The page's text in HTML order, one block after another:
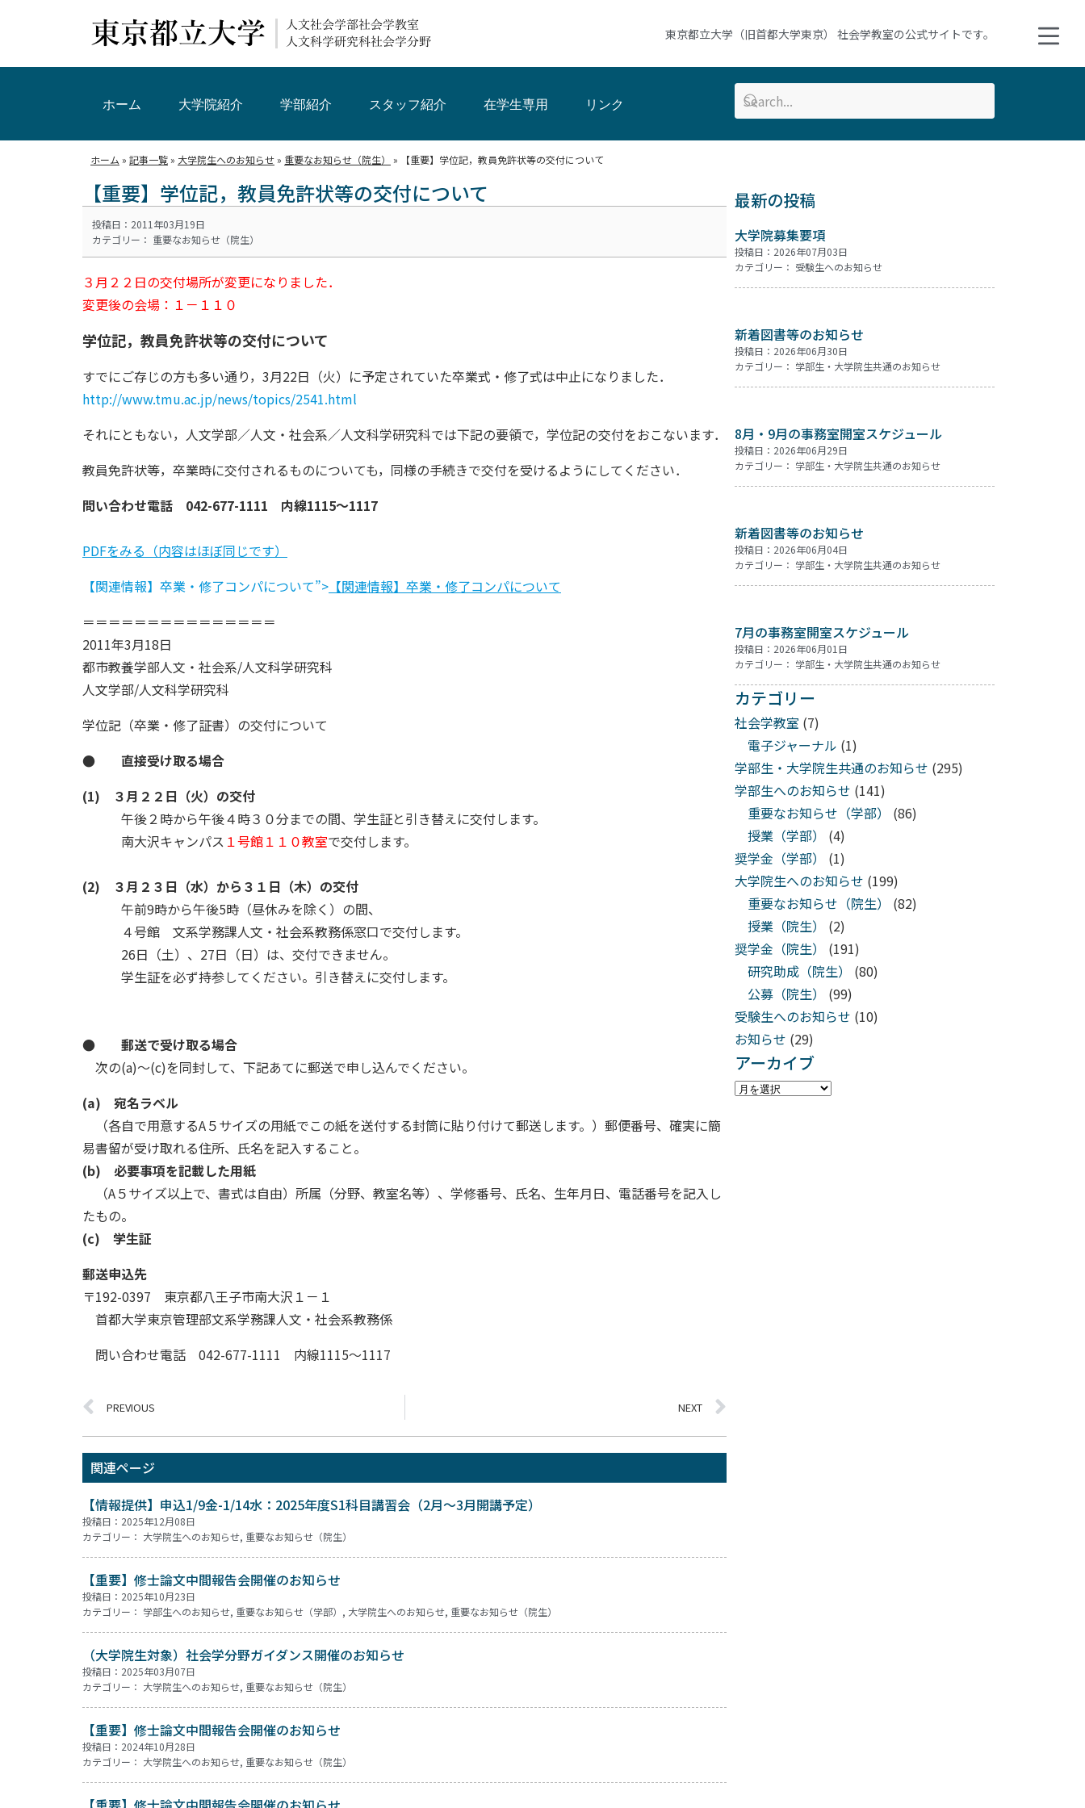
東京都立大学（旧首都大学東京） 社会学教室の公式サイトです。
ホーム 大学院紹介 学部紹介 スタッフ紹介 在学生専用 リンク
ホーム » 記事一覧 » 大学院生へのお知らせ » 重要なお知らせ（院生） » 【重要】学位記，教員免許状等の交付について
【重要】学位記，教員免許状等の交付について
投稿日：2011年03月19日
カテゴリー： 重要なお知らせ（院生）
３月２２日の交付場所が変更になりました．
変更後の会場：１－１１０
学位記，教員免許状等の交付について
すでにご存じの方も多い通り，3月22日（火）に予定されていた卒業式・修了式は中止になりました．
http://www.tmu.ac.jp/news/topics/2541.html
それにともない，人文学部／人文・社会系／人文科学研究科では下記の要領で，学位記の交付をおこないます．
教員免許状等，卒業時に交付されるものについても，同様の手続きで交付を受けるようにしてください．
問い合わせ電話 042-677-1111 内線1115～1117
PDFをみる（内容はほぼ同じです）
【関連情報】卒業・修了コンパについて”> 【関連情報】卒業・修了コンパについて
＝＝＝＝＝＝＝＝＝＝＝＝＝＝＝
2011年3月18日
都市教養学部人文・社会系/人文科学研究科
人文学部/人文科学研究科
学位記（卒業・修了証書）の交付について
● 直接受け取る場合
(1) ３月２２日（火）の交付
午後２時から午後４時３０分までの間、学生証と引き替えに交付します。
南大沢キャンパス １号館１１０教室で交付します。
(2) ３月２３日（水）から３１日（木）の交付
午前9時から午後5時（昼休みを除く）の間、
４号館 文系学務課人文・社会系教務係窓口で交付します。
26日（土）、27日（日）は、交付できません。
学生証を必ず持参してください。引き替えに交付します。
● 郵送で受け取る場合
次の(a)～(c)を同封して、下記あてに郵送で申し込んでください。
(a) 宛名ラベル
（各自で用意するA５サイズの用紙でこの紙を送付する封筒に貼り付けて郵送します。）郵便番号、確実に簡
易書留が受け取れる住所、氏名を記入すること。
(b) 必要事項を記載した用紙
（A５サイズ以上で、書式は自由）所属（分野、教室名等）、学修番号、氏名、生年月日、電話番号を記入し
たもの。
(c) 学生証
郵送申込先
〒192-0397 東京都八王子市南大沢１－１
首都大学東京管理部文系学務課人文・社会系教務係
問い合わせ電話 042-677-1111 内線1115～1117
PREVIOUS NEXT
関連ページ
【情報提供】申込1/9金-1/14水：2025年度S1科目講習会（2月～3月開講予定）
投稿日：2025年12月08日
カテゴリー： 大学院生へのお知らせ, 重要なお知らせ（院生）
【重要】修士論文中間報告会開催のお知らせ
投稿日：2025年10月23日
カテゴリー： 学部生へのお知らせ, 重要なお知らせ（学部） , 大学院生へのお知らせ, 重要なお知らせ（院生）
（大学院生対象）社会学分野ガイダンス開催のお知らせ
投稿日：2025年03月07日
カテゴリー： 大学院生へのお知らせ, 重要なお知らせ（院生）
【重要】修士論文中間報告会開催のお知らせ
投稿日：2024年10月28日
カテゴリー： 大学院生へのお知らせ, 重要なお知らせ（院生）
最新の投稿
大学院募集要項
投稿日：2026年07月03日
カテゴリー： 受験生へのお知らせ
新着図書等のお知らせ
投稿日：2026年06月30日
カテゴリー： 学部生・大学院生共通のお知らせ
8月・9月の事務室開室スケジュール
投稿日：2026年06月29日
カテゴリー： 学部生・大学院生共通のお知らせ
新着図書等のお知らせ
投稿日：2026年06月04日
カテゴリー： 学部生・大学院生共通のお知らせ
7月の事務室開室スケジュール
投稿日：2026年06月01日
カテゴリー： 学部生・大学院生共通のお知らせ
カテゴリー
社会学教室 (7)
電子ジャーナル (1)
学部生・大学院生共通のお知らせ (295)
学部生へのお知らせ (141)
重要なお知らせ（学部）
(86)
授業（学部）
(4)
奨学金（学部）
(1)
大学院生へのお知らせ (199)
重要なお知らせ（院生）
(82)
授業（院生）
(2)
奨学金（院生）
(191)
研究助成（院生）
(80)
公募（院生）
(99)
受験生へのお知らせ (10)
お知らせ (29)
アーカイブ